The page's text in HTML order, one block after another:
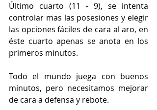
Último cuarto (11 - 9), se intenta
controlar mas las posesiones y elegir
las opciones fáciles de cara al aro, en
éste cuarto apenas se anota en los
primeros minutos.
Todo el mundo juega con buenos
minutos, pero necesitamos mejorar
de cara a defensa y rebote.